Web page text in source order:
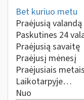
Bet kuriuo metu
Praėjusią valandą
Paskutines 24
Praėjusią savaitę
Praėjusį mėnesį
Praėjusiais metais
Laikotarpyje…
Nuo